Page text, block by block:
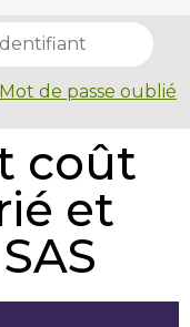
Mot de passe oublié
coût
et